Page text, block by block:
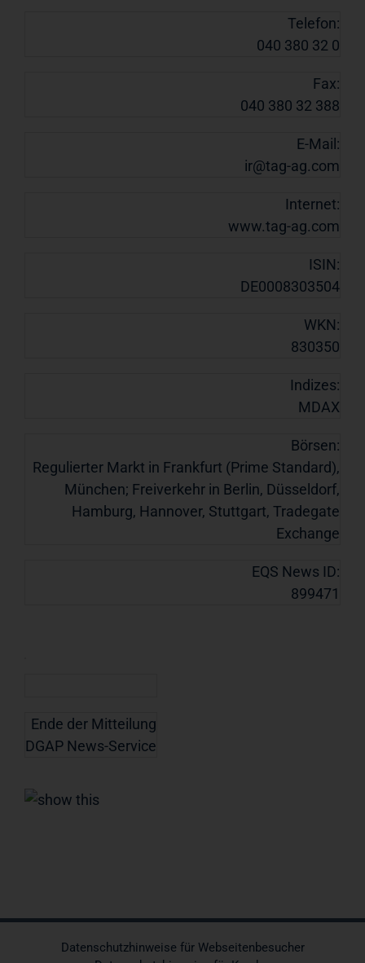
Telefon:
040 380 32 0
Fax:
040 380 32 388
E-Mail:
ir@tag-ag.com
Internet:
www.tag-ag.com
ISIN:
DE0008303504
WKN:
830350
Indizes:
MDAX
Börsen:
Regulierter Markt in Frankfurt (Prime Standard),
München; Freiverkehr in Berlin, Düsseldorf,
Hamburg, Hannover, Stuttgart, Tradegate
Exchange
EQS News ID:
899471
Ende der Mitteilung
DGAP News-Service
Datenschutzhinweise für Webseitenbesucher